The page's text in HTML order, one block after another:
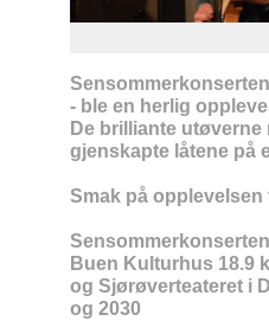
- ble en herlig
De brilliante utøverne
gjenskapte låtene på
Smak på opplevelsen
Buen Kulturhus 18.9
og Sjørøverteateret i
og 2030